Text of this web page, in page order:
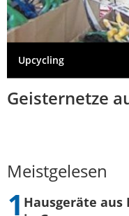
Upcycling
Geisternetze
Meistgelesen
Hausgeräte aus